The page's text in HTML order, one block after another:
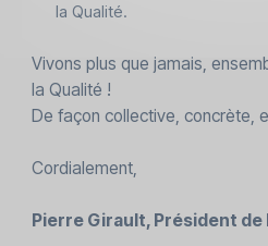
la Qualité.
Vivons plus que jamais,
la Qualité !
De façon collective, concrète,
Cordialement,
Pierre Girault, Président de